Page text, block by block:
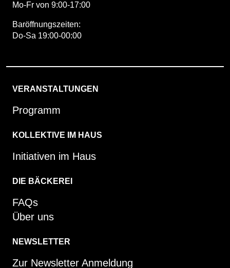
Mo-Fr von 9:00-17:00
Baröffnungszeiten:
Do-Sa 19:00-00:00
VERANSTALTUNGEN
Programm
KOLLEKTIVE IM HAUS
Initiativen im Haus
DIE BÄCKEREI
FAQs
Über uns
NEWSLETTER
Zur Newsletter Anmeldung